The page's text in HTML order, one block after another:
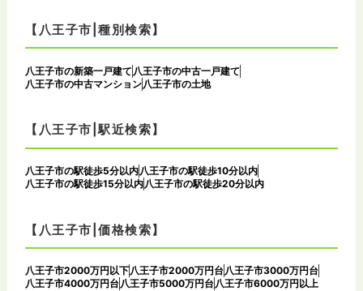
【八王子市|種別検索】
八王子市の新築一戸建て 八王子市の中古一戸建て
八王子市の中古マンション 八王子市の土地
【八王子市|駅近検索】
八王子市の駅徒歩5分以内八王子市の駅徒歩10分以内
八王子市の駅徒歩15分以内八王子市の駅徒歩20分以内
【八王子市|価格検索】
八王子市2000万円以下八王子市2000万円台八王子市3000万円台
八王子市4000万円台八王子市5000万円台八王子市6000万円以上